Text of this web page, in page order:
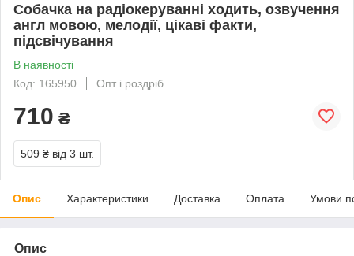
Собачка на радіокеруванні ходить, озвучення
англ мовою, мелодії, цікаві факти,
підсвічування
В наявності
Код: 165950
Опт і роздріб
710 ₴
509 ₴ від 3 шт.
Опис Характеристики Доставка Оплата Умови
Опис